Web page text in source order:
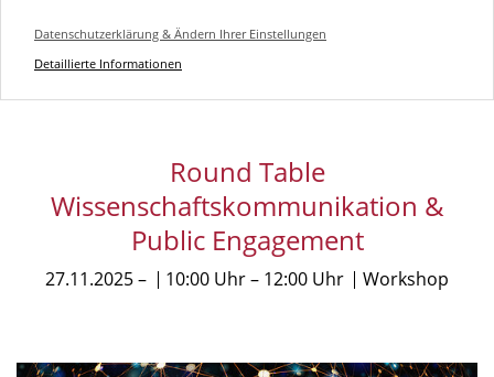
Datenschutzerklärung & Ändern Ihrer Einstellungen
Detaillierte Informationen
Round Table
Wissenschaftskommunikation &
Public Engagement
27.11.2025 10:00 Uhr 12:00 Uhr Workshop